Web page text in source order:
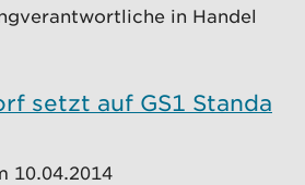
in Handel
setzt auf GS1 Standa
10.04.2014